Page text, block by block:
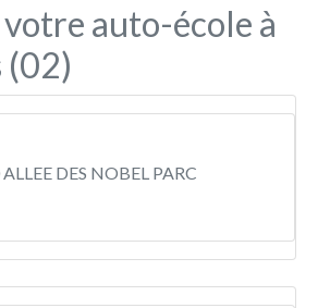
auto-école à
(02)
DES NOBEL PARC